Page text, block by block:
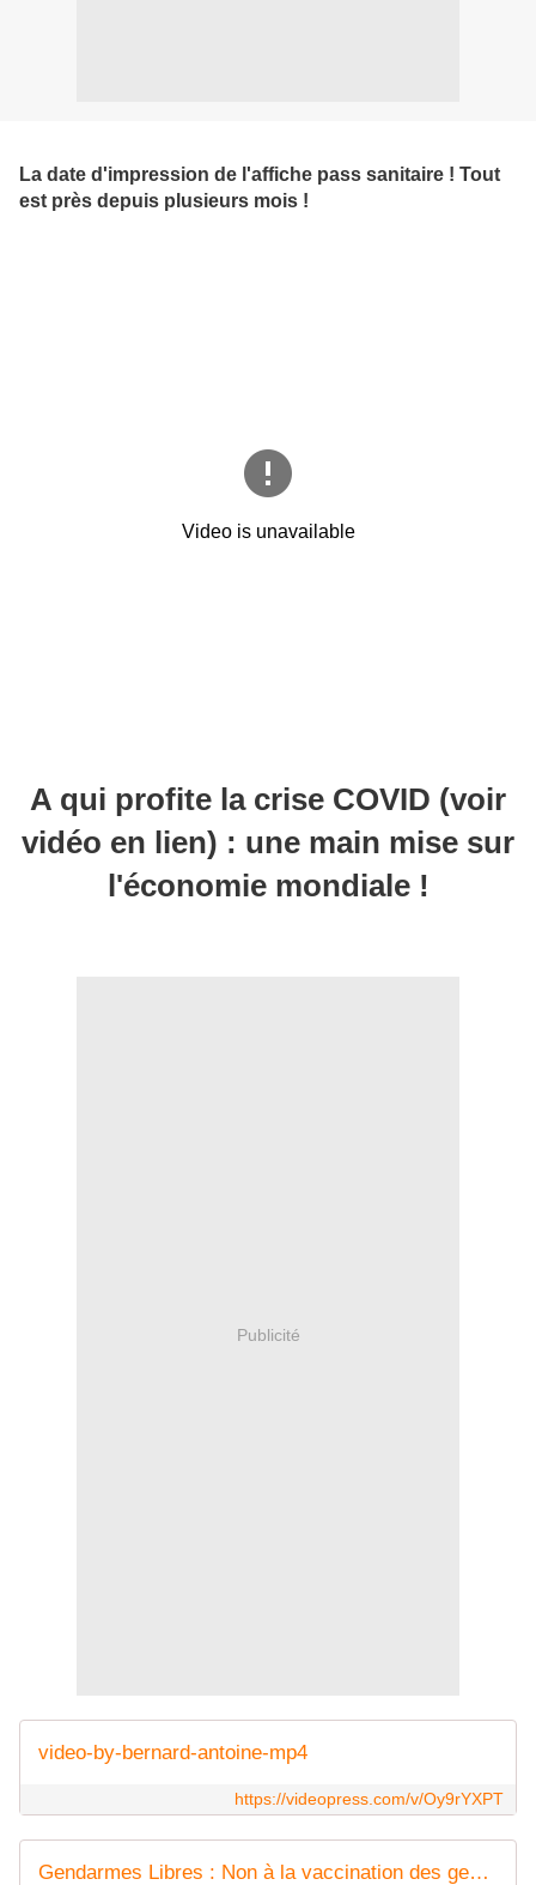
La date d'impression de l'affiche pass sanitaire ! Tout
est près depuis plusieurs mois !
A qui profite la crise COVID (voir
vidéo en lien) : une main mise sur
l'économie mondiale !
Publicité
video-by-bernard-antoine-mp4
https://videopress.com/v/Oy9rYXPT
Gendarmes Libres : Non à la vaccination des gendarmes